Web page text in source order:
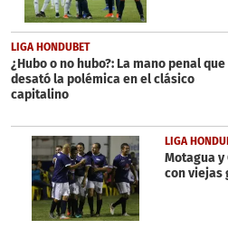
LIGA HONDUBET
¿Hubo o no hubo?: La mano penal que
desató la polémica en el clásico
capitalino
LIGA
Motagua
con viejas